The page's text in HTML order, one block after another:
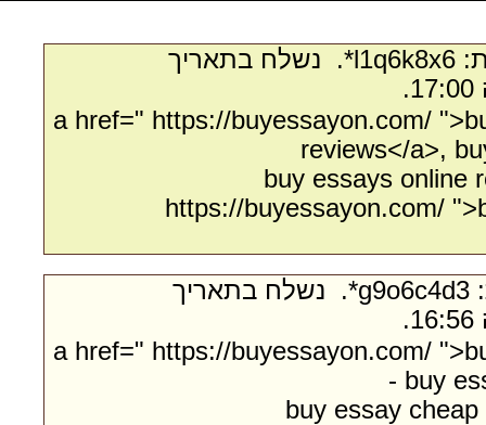
- מאת:‏ l1q6k8x6*. ‏ נשלח בתאריך
<a href=" https://buyessayon.com/
reviews</a>,
buy essays online
https://buyessayon.com/
- מאת:‏ g9o6c4d3*. ‏ נשלח בתאריך
<a href=" https://buyessayon.com/
- buy
buy essay